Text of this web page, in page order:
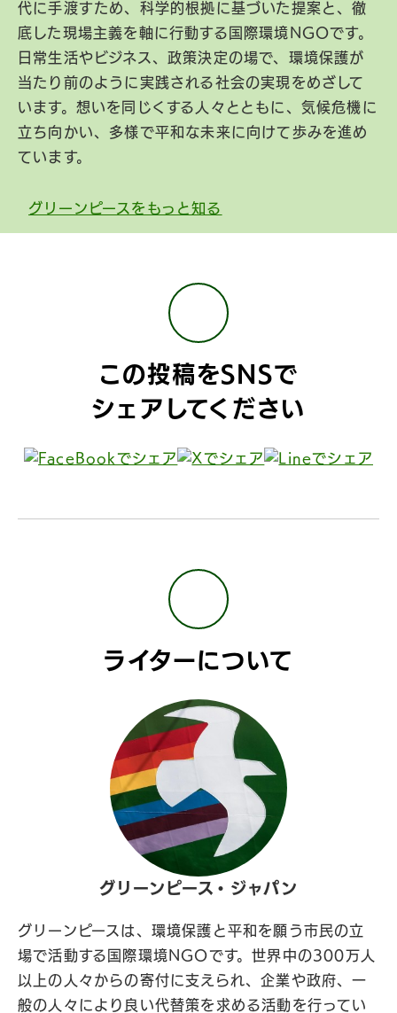
代に手渡すため、科学的根拠に基づいた提案と、徹
底した現場主義を軸に行動する国際環境NGOです。
日常生活やビジネス、政策決定の場で、環境保護が
当たり前のように実践される社会の実現をめざして
います。想いを同じくする人々とともに、気候危機に
立ち向かい、多様で平和な未来に向けて歩みを進め
ています。
グリーンピースをもっと知る
この投稿をSNSで
シェアしてください
ライターについて
グリーンピース・ジャパン
グリーンピースは、環境保護と平和を願う市民の立
場で活動する国際環境NGOです。世界中の300万人
以上の人々からの寄付に支えられ、企業や政府、一
般の人々により良い代替策を求める活動を行ってい